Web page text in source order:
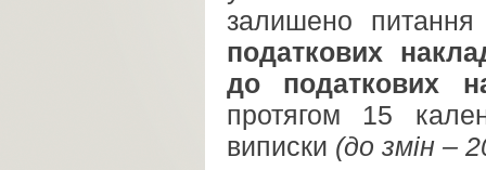
залишено
податкових
до податкових
протягом 15
виписки (до змін –